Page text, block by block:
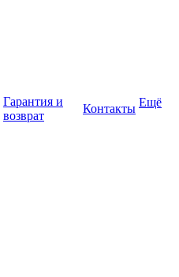
Гарантия и
возврат
Контакты Ещё